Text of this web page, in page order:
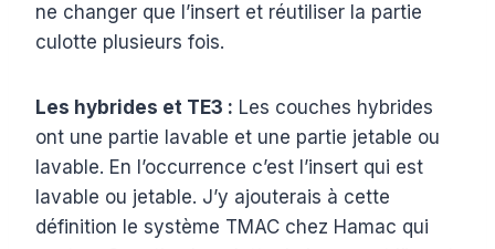
ne changer que l’insert et réutiliser la partie
culotte plusieurs fois.
Les hybrides et TE3 : Les couches hybrides
ont une partie lavable et une partie jetable ou
lavable. En l’occurrence c’est l’insert qui est
lavable ou jetable. J’y ajouterais à cette
définition le système TMAC chez Hamac qui